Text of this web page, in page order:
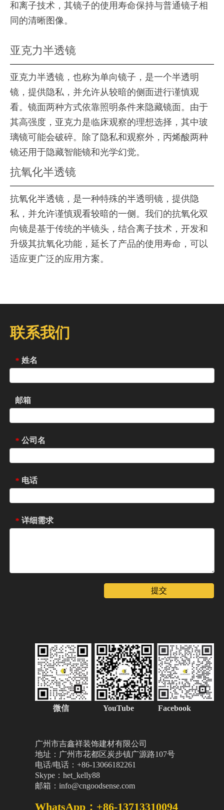
和离子技术，其镜子的使用寿命保持与普通镜子相
同的清晰图像。
亚克力半透镜
亚克力半透镜，也称为单向镜子，是一个半透明
镜，提供隐私，并允许从较暗的侧面进行谨慎观
看。镜面两种方式依靠照明条件来隐藏镜面。由于
其高强度，亚克力是临床观察的理想选择，其中玻
璃镜可能会破碎。除了隐私和观察外，丙烯酸两种
镜还用于隐藏智能镜和光学幻觉。
抗氧化半透镜
抗氧化半透镜，是一种特殊的半透明镜，提供隐
私，并允许谨慎观看较暗的一侧。我们的抗氧化双
向镜是基于传统的半镜头，结合离子技术，开发和
升级其抗氧化功能，延长了产品的使用寿命，可以
适应更广泛的应用方案。
联系我们
* 姓名
邮箱
* 公司名
* 电话
* 详细需求
提交
微信 YouTube Facebook
广州市吉鑫祥装饰建材有限公司
地址：广州市花都区炭步镇广源路107号
电话/电话：+86-13066182261
Skype：het_kelly88
邮箱：info@cngoodsense.com
WhatsApp：+86-13713310094